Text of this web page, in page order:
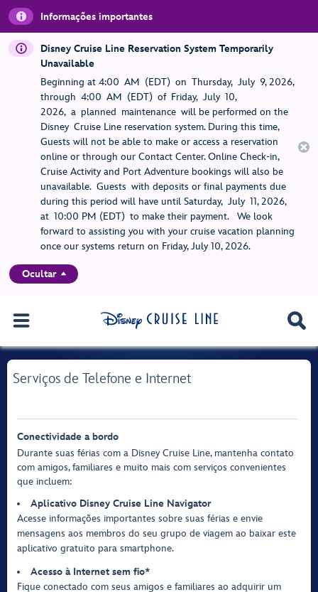
Informações importantes
Disney Cruise Line Reservation System Temporarily
Unavailable
Beginning at 4:00 AM (EDT) on Thursday, July 9, 2026,
through 4:00 AM (EDT) of Friday, July 10,
2026, a planned maintenance will be performed on the
Disney Cruise Line reservation system. During this time,
Guests will not be able to make or access a reservation
online or through our Contact Center. Online Check-in,
Cruise Activity and Port Adventure bookings will also be
unavailable. Guests with deposits or final payments due
during this period will have until Saturday, July 11, 2026,
at 10:00 PM (EDT) to make their payment. We look
forward to assisting you with your cruise vacation planning
once our systems return on Friday, July 10, 2026.
Ocultar
Serviços de Telefone e Internet
Conectividade a bordo
Durante suas férias com a Disney Cruise Line, mantenha contato
com amigos, familiares e muito mais com serviços convenientes
que incluem:
Aplicativo Disney Cruise Line Navigator
Acesse informações importantes sobre suas férias e envie
mensagens aos membros do seu grupo de viagem ao baixar este
aplicativo gratuito para smartphone.
Acesso à Internet sem fio*
Fique conectado com seus amigos e familiares ao adquirir um